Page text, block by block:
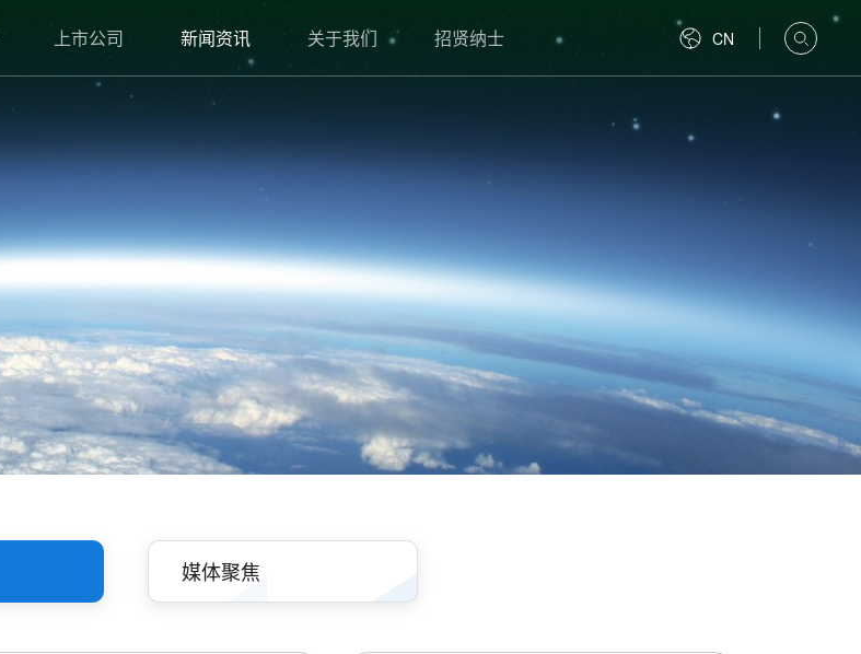
上市公司 新闻资讯 关于我们 招贤纳士 CN
媒体聚焦